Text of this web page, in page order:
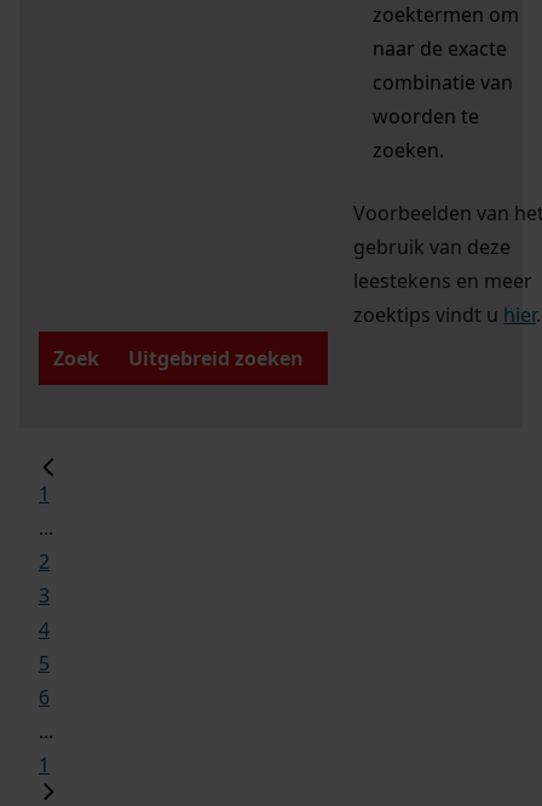
zoektermen om
naar de exacte
combinatie van
woorden te
zoeken.
Voorbeelden van
gebruik van deze
leestekens en meer
zoektips vindt u hier.
Zoek
Uitgebreid zoeken
1
...
2
3
4
5
6
...
1